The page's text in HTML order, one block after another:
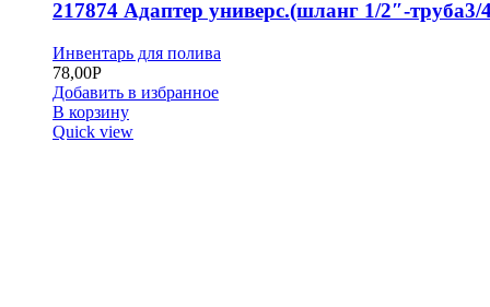
217874 Адаптер универс.(шланг 1/2″-труба3/
Инвентарь для полива
78,00Р
Добавить в избранное
В корзину
Quick view